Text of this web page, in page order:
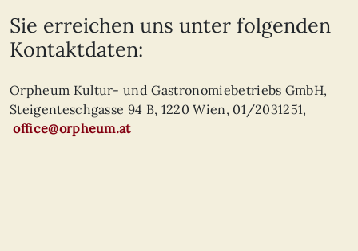
Sie erreichen uns unter folgenden
Kontaktdaten:
Orpheum Kultur- und Gastronomiebetriebs GmbH,
Steigenteschgasse 94 B, 1220 Wien, 01/2031251,
office@orpheum.at